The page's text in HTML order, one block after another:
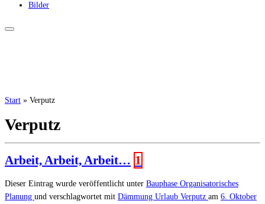
Bilder
Start » Verputz
Verputz
Arbeit, Arbeit, Arbeit… 1
Dieser Eintrag wurde veröffentlicht unter Bauphase Organisatorisches
Planung und verschlagwortet mit Dämmung Urlaub Verputz am 6. Oktober